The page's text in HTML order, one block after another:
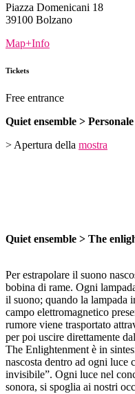
Piazza Domenicani 18
39100 Bolzano
Map+Info
Tickets
Free entrance
Quiet ensemble >
> Apertura della mostra
Quiet ensemble > The
Per estrapolare il suono
bobina di rame. Ogni
il suono; quando la lampada
campo elettromagnetico
rumore viene trasportato
per poi uscire direttamente
The Enlightenment è in
nascosta dentro ad ogni luce
invisibile”. Ogni luce nel
sonora, si spoglia ai nostri